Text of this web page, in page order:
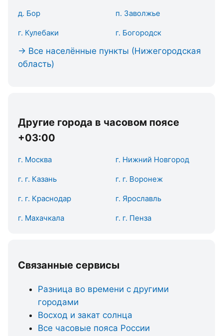
д. Бор п. Заволжье
г. Кулебаки г. Богородск
→ Все населённые пункты (Нижегородская
область)
Другие города в часовом поясе
+03:00
г. Москва г. Нижний Новгород
г. г. Казань г. г. Воронеж
г. г. Краснодар г. Ярославль
г. Махачкала г. г. Пенза
Связанные сервисы
Разница во времени с другими
городами
Восход и закат солнца
Все часовые пояса России